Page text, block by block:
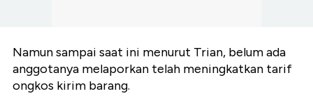
Namun sampai saat ini menurut Trian, belum ada
anggotanya melaporkan telah meningkatkan tarif
ongkos kirim barang.